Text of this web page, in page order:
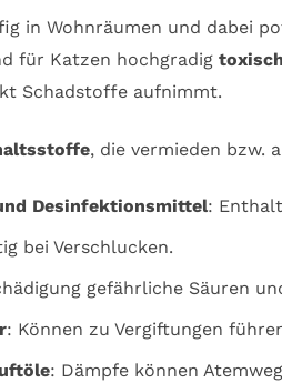
in Wohnräumen und dabei
für Katzen hochgradig
Schadstoffe aufnimmt.
, die vermieden bzw.
Desinfektionsmittel:
bei Verschlucken.
gefährliche Säuren
: Können zu Vergiftungen
: Dämpfe können